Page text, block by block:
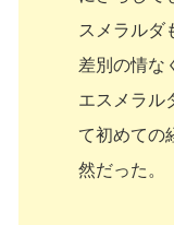
スメラルダ
差別の情な
エスメラル
て初めての
然だった。